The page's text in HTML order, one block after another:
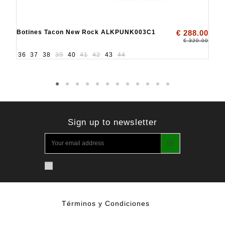
Botines Tacon New Rock ALKPUNK003C1 € 288.00
€ 320.00
36 37 38 39 40 41 42 43 44
Sign up to newsletter
Términos y Condiciones